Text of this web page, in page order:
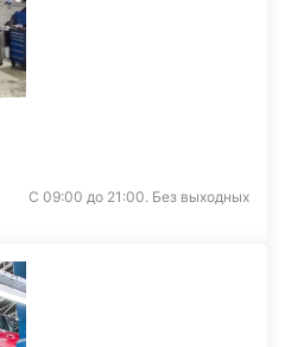
С 09:00 до 21:00. Без выходных